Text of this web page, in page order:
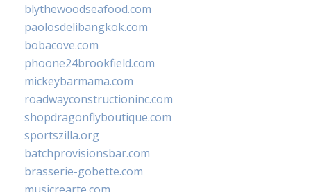
blythewoodseafood.com
paolosdelibangkok.com
bobacove.com
phoone24brookfield.com
mickeybarmama.com
roadwayconstructioninc.com
shopdragonflyboutique.com
sportszilla.org
batchprovisionsbar.com
brasserie-gobette.com